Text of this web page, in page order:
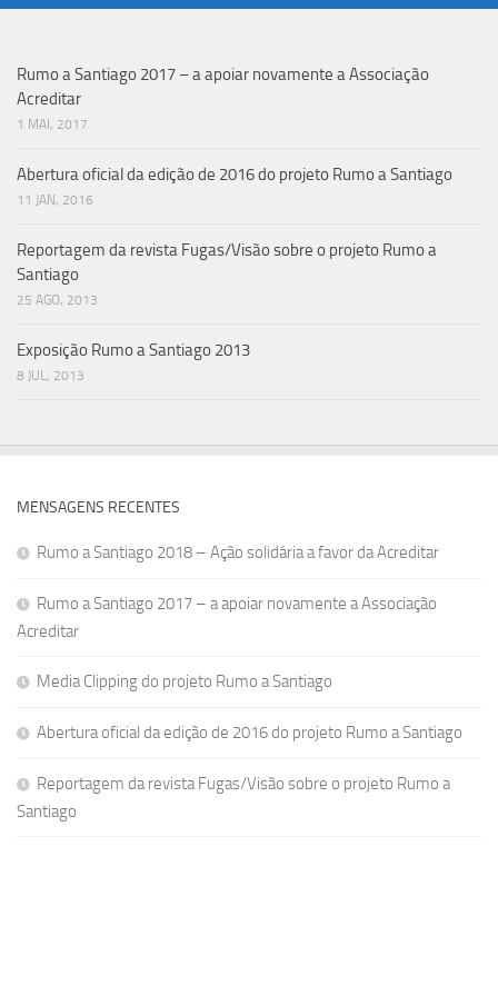
Rumo a Santiago 2017 – a apoiar novamente a Associação
Acreditar
1 MAI, 2017
Abertura oficial da edição de 2016 do projeto Rumo a Santiago
11 JAN, 2016
Reportagem da revista Fugas/Visão sobre o projeto Rumo a
Santiago
25 AGO, 2013
Exposição Rumo a Santiago 2013
8 JUL, 2013
MENSAGENS RECENTES
Rumo a Santiago 2018 – Ação solidária a favor da Acreditar
Rumo a Santiago 2017 – a apoiar novamente a Associação
Acreditar
Media Clipping do projeto Rumo a Santiago
Abertura oficial da edição de 2016 do projeto Rumo a Santiago
Reportagem da revista Fugas/Visão sobre o projeto Rumo a
Santiago